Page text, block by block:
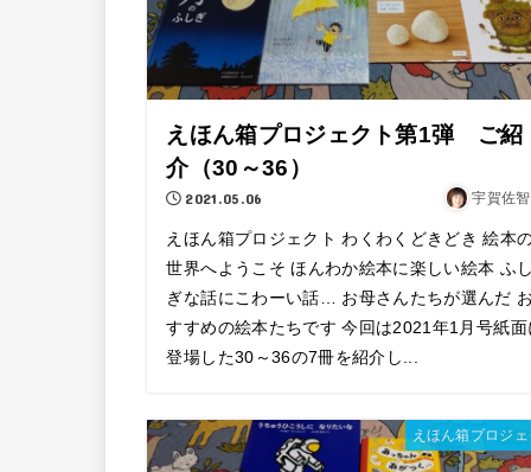
えほん箱プロジェクト第1弾 ご紹
介（30～36）
2021.05.06 宇賀佐
えほん箱プロジェクト わくわくどきどき 絵本
世界へようこそ ほんわか絵本に楽しい絵本 ふ
ぎな話にこわーい話… お母さんたちが選んだ
すすめの絵本たちです 今回は2021年1月号紙面
登場した30～36の7冊を紹介し...
えほん箱プロジ